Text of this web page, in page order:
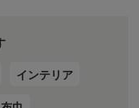
インテリア